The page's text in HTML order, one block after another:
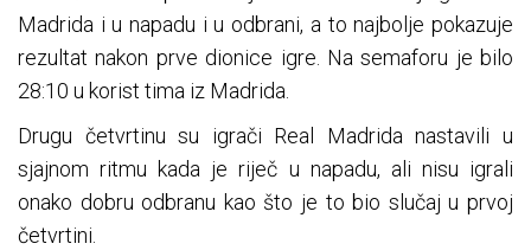
Madrida i u napadu i u odbrani, a to najbolje pokazuje
rezultat nakon prve dionice igre. Na semaforu je bilo
28:10 u korist tima iz Madrida.
Drugu četvrtinu su igrači Real Madrida nastavili u
sjajnom ritmu kada je riječ u napadu, ali nisu igrali
onako dobru odbranu kao što je to bio slučaj u prvoj
četvrtini.